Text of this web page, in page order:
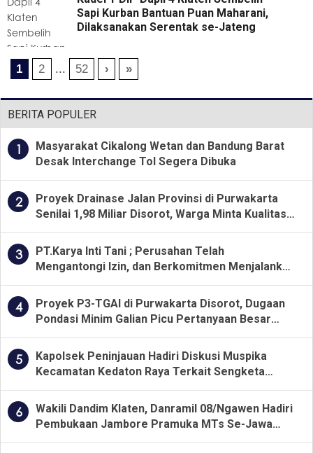
Sapi Kurban Bantuan Puan Maharani,
Dilaksanakan Serentak se-Jateng
1 2 ... 52 › »
BERITA POPULER
1
Masyarakat Cikalong Wetan dan Bandung Barat
Desak Interchange Tol Segera Dibuka
2
Proyek Drainase Jalan Provinsi di Purwakarta
Senilai 1,98 Miliar Disorot, Warga Minta Kualitas
3
PT.Karya Inti Tani ; Perusahan Telah
Mengantongi Izin, dan Berkomitmen Menjalankan
4
Proyek P3-TGAI di Purwakarta Disorot, Dugaan
Pondasi Minim Galian Picu Pertanyaan Besar
5
Kapolsek Peninjauan Hadiri Diskusi Muspika
Kecamatan Kedaton Raya Terkait Sengketa
6
Wakili Dandim Klaten, Danramil 08/Ngawen Hadiri
Pembukaan Jambore Pramuka MTs Se-Jawa